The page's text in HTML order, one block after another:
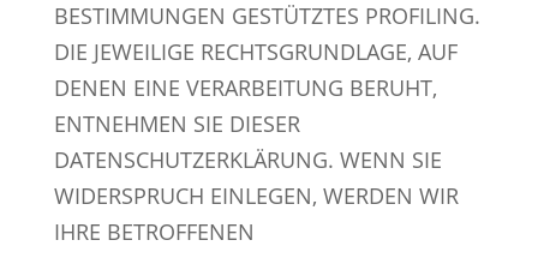
BESTIMMUNGEN GESTÜTZTES PROFILING.
DIE JEWEILIGE RECHTSGRUNDLAGE, AUF
DENEN EINE VERARBEITUNG BERUHT,
ENTNEHMEN SIE DIESER
DATENSCHUTZERKLÄRUNG. WENN SIE
WIDERSPRUCH EINLEGEN, WERDEN WIR
IHRE BETROFFENEN